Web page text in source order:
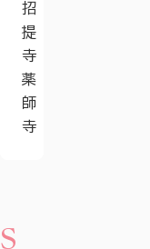
招
提
寺
薬
師
寺